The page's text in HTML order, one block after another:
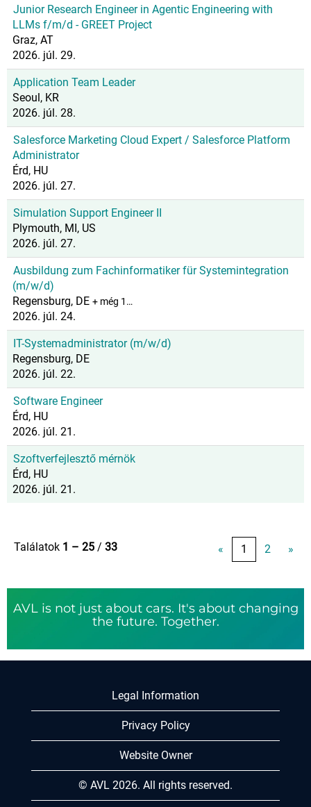
Junior Research Engineer in Agentic Engineering with
LLMs f/m/d - GREET Project
Graz, AT
2026. júl. 29.
Application Team Leader
Seoul, KR
2026. júl. 28.
Salesforce Marketing Cloud Expert / Salesforce Platform
Administrator
Érd, HU
2026. júl. 27.
Simulation Support Engineer II
Plymouth, MI, US
2026. júl. 27.
Ausbildung zum Fachinformatiker für Systemintegration
(m/w/d)
Regensburg, DE + még 1…
2026. júl. 24.
IT-Systemadministrator (m/w/d)
Regensburg, DE
2026. júl. 22.
Software Engineer
Érd, HU
2026. júl. 21.
Szoftverfejlesztő mérnök
Érd, HU
2026. júl. 21.
Találatok 1 – 25 / 33 « 1 2 »
AVL is not just about cars. It's about changing
the future. Together.
Legal Information
Privacy Policy
Website Owner
© AVL 2026. All rights reserved.